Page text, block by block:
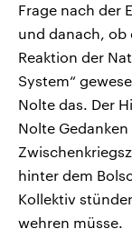
Frage nach der
und danach,
Reaktion der
System“
Nolte das. Der
Nolte
hinter dem
Kollektiv
wehren müsse.